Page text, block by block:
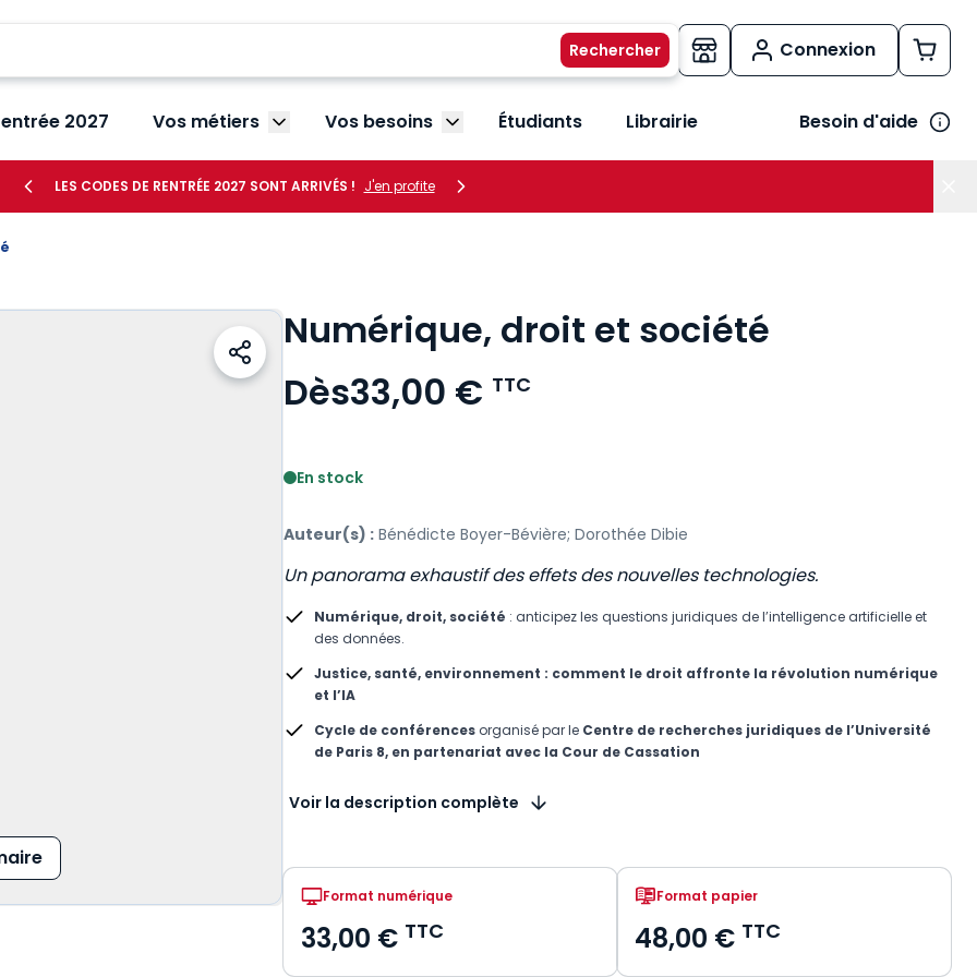
Connexion
2027 Vos métiers Afficher le sous-menu Vos métiers
Vos besoins Afficher le sous-menu Vos besoins
Étudiants Librairie Besoin d'aide
LES CODES DE RENTRÉE 2027 SONT ARRIVÉS ! J'en profite
Numérique, droit et société
Dès33,00 € TTC
En stock
Auteur(s) : Bénédicte Boyer-Bévière; Dorothée Dibie
Un panorama exhaustif des effets des nouvelles technologies.
Numérique, droit, société : anticipez les questions juridiques de l’intelligence artificielle et
des données.
Justice, santé, environnement : comment le droit affronte la révolution numérique
et l’IA
Cycle de conférences organisé par le Centre de recherches juridiques de l’Université
de Paris 8, en partenariat avec la Cour de Cassation
Voir la description complète
Format numérique
33,00 € TTC
Format papier
48,00 € TTC